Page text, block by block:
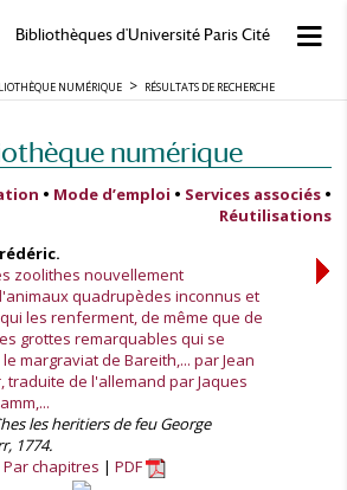
Bibliothèques d'Université Paris Cité
NUMÉRIQUE RÉSULTATS DE RECHERCHE
numérique
• Mode d’emploi • Services associés •
Réutilisations
zoolithes nouvellement
quadrupèdes inconnus et
les renferment, de même que de
grottes remarquables qui se
margraviat de Bareith,... par Jean
traduite de l'allemand par Jaques
les heritiers de feu George
1774.
Par chapitres PDF